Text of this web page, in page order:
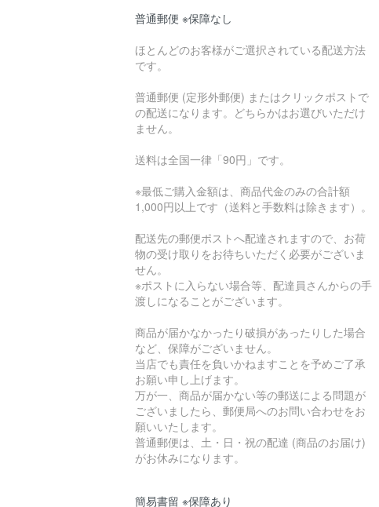
普通郵便 ※保障なし
ほとんどのお客様がご選択されている配送方法
です。
普通郵便 (定形外郵便) またはクリックポストで
の配送になります。どちらかはお選びいただけ
ません。
送料は全国一律「90円」です。
※最低ご購入金額は、商品代金のみの合計額
1,000円以上です（送料と手数料は除きます）。
配送先の郵便ポストへ配達されますので、お荷
物の受け取りをお待ちいただく必要がございま
せん。
※ポストに入らない場合等、配達員さんからの手
渡しになることがございます。
商品が届かなかったり破損があったりした場合
など、保障がございません。
当店でも責任を負いかねますことを予めご了承
お願い申し上げます。
万が一、商品が届かない等の郵送による問題が
ございましたら、郵便局へのお問い合わせをお
願いいたします。
普通郵便は、土・日・祝の配達 (商品のお届け)
がお休みになります。
簡易書留 ※保障あり